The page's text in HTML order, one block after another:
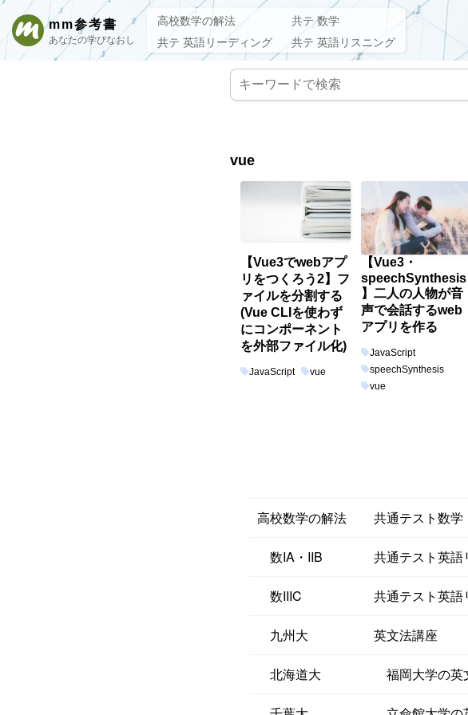
mm参考書
あなたの学びなおし
高校数学の解法
共テ 数学
共テ 英語リーディング
共テ 英語リスニング
vue
【Vue3でwebアプ
リをつくろう2】フ
ァイルを分割する
(Vue CLIを使わず
にコンポーネント
を外部ファイル化)
JavaScript vue
【Vue3・
speechSynthesis
】二人の人物が音
声で会話するweb
アプリを作る
JavaScript
speechSynthesis
vue
高校数学の解法
数IA・IIB
数IIIC
九州大
北海道大
共通テスト数学
共通テスト英語
共通テスト英語
英文法講座
福岡大学の英